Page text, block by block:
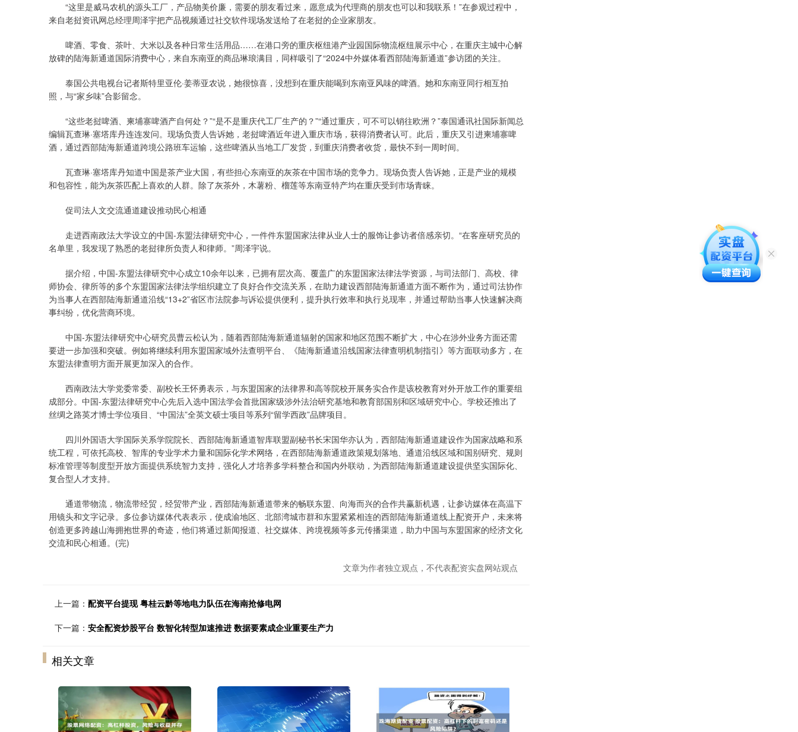
“这里是威马农机的源头工厂，产品物美价廉，需要的朋友看过来，愿意成为代理商的朋友也可以和我联系！”在参观过程中，
来自老挝资讯网总经理周泽宇把产品视频通过社交软件现场发送给了在老挝的企业家朋友。
啤酒、零食、茶叶、大米以及各种日常生活用品……在港口旁的重庆枢纽港产业园国际物流枢纽展示中心，在重庆主城中心解
放碑的陆海新通道国际消费中心，来自东南亚的商品琳琅满目，同样吸引了“2024中外媒体看西部陆海新通道”参访团的关注。
泰国公共电视台记者斯特里亚伦·姜蒂亚农说，她很惊喜，没想到在重庆能喝到东南亚风味的啤酒。她和东南亚同行相互拍
照，与“家乡味”合影留念。
“这些老挝啤酒、柬埔寨啤酒产自何处？”“是不是重庆代工厂生产的？”“通过重庆，可不可以销往欧洲？”泰国通讯社国际新闻总
编辑瓦查琳·塞塔库丹连连发问。现场负责人告诉她，老挝啤酒近年进入重庆市场，获得消费者认可。此后，重庆又引进柬埔寨啤
酒，通过西部陆海新通道跨境公路班车运输，这些啤酒从当地工厂发货，到重庆消费者收货，最快不到一周时间。
瓦查琳·塞塔库丹知道中国是茶产业大国，有些担心东南亚的灰茶在中国市场的竞争力。现场负责人告诉她，正是产业的规模
和包容性，能为灰茶匹配上喜欢的人群。除了灰茶外，木薯粉、榴莲等东南亚特产均在重庆受到市场青睐。
促司法人文交流通道建设推动民心相通
走进西南政法大学设立的中国-东盟法律研究中心，一件件东盟国家法律从业人士的服饰让参访者倍感亲切。“在客座研究员的
名单里，我发现了熟悉的老挝律所负责人和律师。”周泽宇说。
据介绍，中国-东盟法律研究中心成立10余年以来，已拥有层次高、覆盖广的东盟国家法律法学资源，与司法部门、高校、律
师协会、律所等的多个东盟国家法律法学组织建立了良好合作交流关系，在助力建设西部陆海新通道方面不断作为，通过司法协作
为当事人在西部陆海新通道沿线“13+2”省区市法院参与诉讼提供便利，提升执行效率和执行兑现率，并通过帮助当事人快速解决商
事纠纷，优化营商环境。
中国-东盟法律研究中心研究员曹云松认为，随着西部陆海新通道辐射的国家和地区范围不断扩大，中心在涉外业务方面还需
要进一步加强和突破。例如将继续利用东盟国家域外法查明平台、《陆海新通道沿线国家法律查明机制指引》等方面联动多方，在
东盟法律查明方面开展更加深入的合作。
西南政法大学党委常委、副校长王怀勇表示，与东盟国家的法律界和高等院校开展务实合作是该校教育对外开放工作的重要组
成部分。中国-东盟法律研究中心先后入选中国法学会首批国家级涉外法治研究基地和教育部国别和区域研究中心。学校还推出了
丝绸之路英才博士学位项目、“中国法”全英文硕士项目等系列“留学西政”品牌项目。
四川外国语大学国际关系学院院长、西部陆海新通道智库联盟副秘书长宋国华亦认为，西部陆海新通道建设作为国家战略和系
统工程，可依托高校、智库的专业学术力量和国际化学术网络，在西部陆海新通道政策规划落地、通道沿线区域和国别研究、规则
标准管理等制度型开放方面提供系统智力支持，强化人才培养多学科整合和国内外联动，为西部陆海新通道建设提供坚实国际化、
复合型人才支持。
通道带物流，物流带经贸，经贸带产业，西部陆海新通道带来的畅联东盟、向海而兴的合作共赢新机遇，让参访媒体在高温下
用镜头和文字记录。多位参访媒体代表表示，使成渝地区、北部湾城市群和东盟紧紧相连的西部陆海新通道线上配资开户，未来将
创造更多跨越山海拥抱世界的奇迹，他们将通过新闻报道、社交媒体、跨境视频等多元传播渠道，助力中国与东盟国家的经济文化
交流和民心相通。(完)
文章为作者独立观点，不代表配资实盘网站观点
上一篇： 配资平台提现 粤桂云黔等地电力队伍在海南抢修电网
下一篇： 安全配资炒股平台 数智化转型加速推进 数据要素成企业重要生产力
相关文章